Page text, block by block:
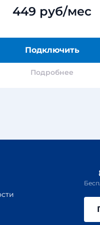
449 руб/мес
Подключить
Подробнее